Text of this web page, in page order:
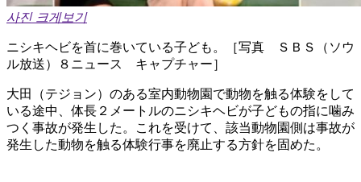
사진 크게보기
ニシキヘビを首に巻いている子ども。［写真 ＳＢＳ（ソウ
ル放送）８ニュース キャプチャー］
大田（テジョン）のある室内動物園で動物を触る体験をして
いる途中、体長２メートルのニシキヘビが子どもの指に噛み
つく事故が発生した。これを受けて、該当動物園側は事故が
発生した動物を触る体験行事を廃止する方針を固めた。